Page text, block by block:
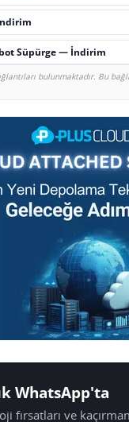
Süpürge — İndirim
bulunmaktadır. Bu
WhatsApp'ta
fırsatları ve